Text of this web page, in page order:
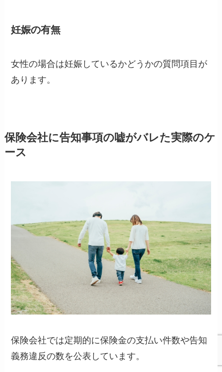
妊娠の有無
女性の場合は妊娠しているかどうかの質問項目が
あります。
保険会社に告知事項の嘘がバレた実際のケ
ース
保険会社では定期的に保険金の支払い件数や告知
義務違反の数を公表しています。